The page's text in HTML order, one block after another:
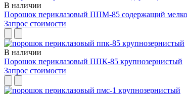
В наличии
Порошок периклазовый ППМ-85 содержащий
Запрос стоимости
В наличии
Порошок периклазовый ППК-85 крупнозернистый
Запрос стоимости